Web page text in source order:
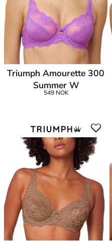
Triumph Amourette 300
Summer W
549 NOK